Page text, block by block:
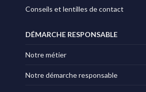
Conseils et lentilles de contact
DÉMARCHE RESPONSABLE
Notre métier
Notre démarche responsable